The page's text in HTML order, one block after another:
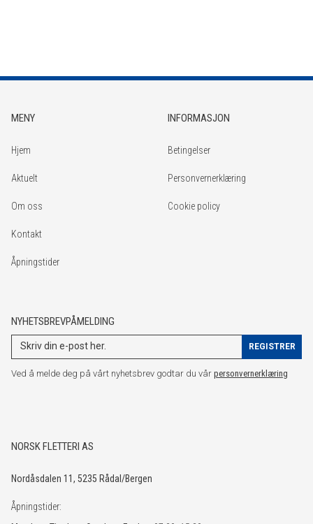
MENY
Hjem
Aktuelt
Om oss
Kontakt
Åpningstider
INFORMASJON
Betingelser
Personvernerklæring
Cookie policy
NYHETSBREVPÅMELDING
Ved å melde deg på vårt nyhetsbrev godtar du vår personvernerklæring
NORSK FLETTERI AS
Nordåsdalen 11, 5235 Rådal/Bergen
Åpningstider: